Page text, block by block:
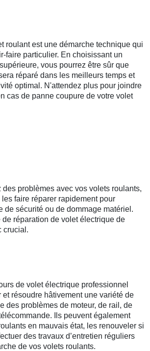
roulant est une démarche technique qui
faire particulier. En choisissant un
vous pourrez être sûr que
réparé dans les meilleurs temps et
optimal. N'attendez plus pour joindre
cas de panne coupure de votre volet
des problèmes avec vos volets roulants,
faire réparer rapidement pour
de sécurité ou de dommage matériel.
de réparation de volet électrique de
crucial.
de volet électrique professionnel
et résoudre hâtivement une variété de
des problèmes de moteur, de rail, de
Ils peuvent également
en mauvais état, les renouveler si
des travaux d’entretien réguliers
de vos volets roulants.